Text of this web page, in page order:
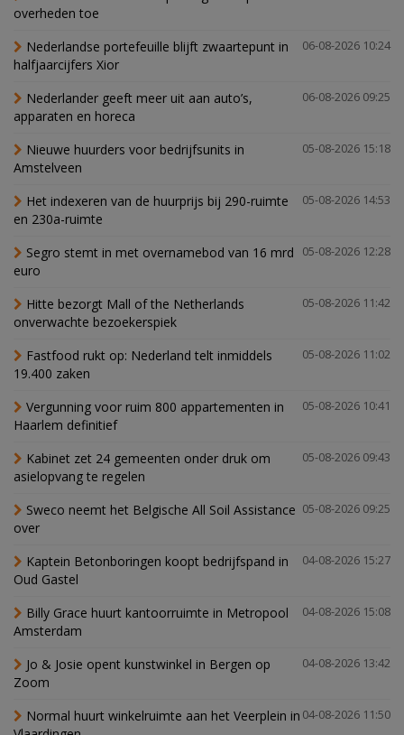
overheden toe
06-08-2026 10:24
Nederlandse portefeuille blijft zwaartepunt in
halfjaarcijfers Xior
06-08-2026 09:25
Nederlander geeft meer uit aan auto’s,
apparaten en horeca
05-08-2026 15:18
Nieuwe huurders voor bedrijfsunits in
Amstelveen
05-08-2026 14:53
Het indexeren van de huurprijs bij 290-ruimte
en 230a-ruimte
05-08-2026 12:28
Segro stemt in met overnamebod van 16 mrd
euro
05-08-2026 11:42
Hitte bezorgt Mall of the Netherlands
onverwachte bezoekerspiek
05-08-2026 11:02
Fastfood rukt op: Nederland telt inmiddels
19.400 zaken
05-08-2026 10:41
Vergunning voor ruim 800 appartementen in
Haarlem definitief
05-08-2026 09:43
Kabinet zet 24 gemeenten onder druk om
asielopvang te regelen
05-08-2026 09:25
Sweco neemt het Belgische All Soil Assistance
over
04-08-2026 15:27
Kaptein Betonboringen koopt bedrijfspand in
Oud Gastel
04-08-2026 15:08
Billy Grace huurt kantoorruimte in Metropool
Amsterdam
04-08-2026 13:42
Jo & Josie opent kunstwinkel in Bergen op
Zoom
04-08-2026 11:50
Normal huurt winkelruimte aan het Veerplein in